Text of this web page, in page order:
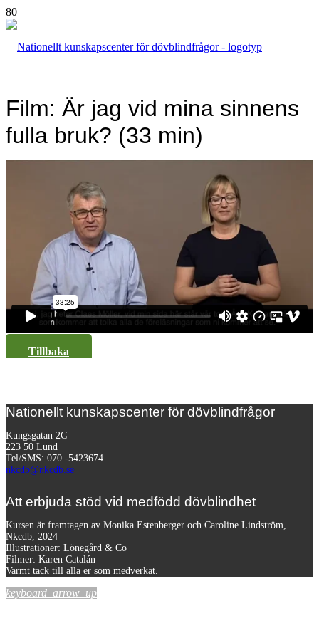
Film: Är jag vid mina sinnens
fulla bruk? (33 min)
Tillbaka
Nationellt kunskapscenter för dövblindfrågor
Kungsgatan 2C
223 50 Lund
Tel/SMS: 070 -5423674
nkcdb@nkcdb.se
Att erbjuda stöd vid medfödd dövblindhet
Kursen är framtagen av Monika Estenberger och Caroline Lindström,
Nkcdb, 2024
Illustrationer: Lönegård & Co
Filmer: Karen Catalán
Varmt tack till alla er som medverkat.
keyboard_arrow_up